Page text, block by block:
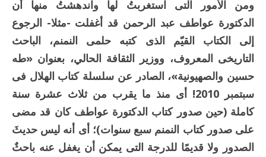
ومن الأمور التى استغربتُ لها واندهشتُ منها أن
الدكتورة عواطف عبد الرحمن قد أغفلت -مثلا- الرجوع
إلى الكتاب القيّم الذى كتبه حلمى النمنم، الباحث
التاريخى المعروف، ووزير الثقافة الحالي، بعنوان «طه
حسين والصهيونية»، الصادر عن سلسلة كتاب الهلال فى
سبتمبر 2010! أى منذ ما يقرب من ثلاث عشرة سنة
كاملة (حين صدور كتاب الدكتورة عواطف كان قد مضى
على صدور كتاب النمنم سبع سنوات)؛ أى أنه ليس حديثَ
الصدور ولا قديمًا للدرجة التى يمكن أن يغفل عنه باحثٌ